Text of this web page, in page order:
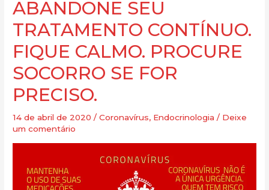
ABANDONE SEU
TRATAMENTO CONTÍNUO.
FIQUE CALMO. PROCURE
SOCORRO SE FOR
PRECISO.
14 de abril de 2020/Coronavírus, Endocrinologia / Deixe
um comentário